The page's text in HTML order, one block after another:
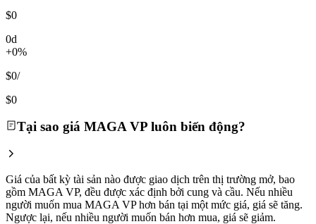
$0
0d
+0%
$0/
$0
Tại sao giá MAGA VP luôn biến động?
Giá của bất kỳ tài sản nào được giao dịch trên thị trường mở, bao
gồm MAGA VP, đều được xác định bởi cung và cầu. Nếu nhiều
người muốn mua MAGA VP hơn bán tại một mức giá, giá sẽ tăng.
Ngược lại, nếu nhiều người muốn bán hơn mua, giá sẽ giảm.